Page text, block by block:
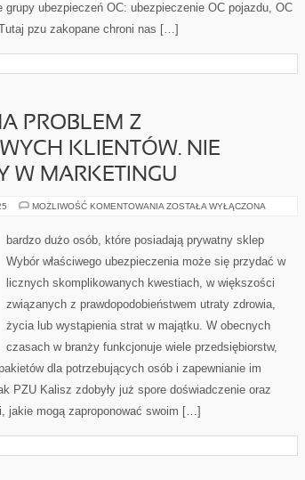
grupy ubezpieczeń OC: ubezpieczenie OC pojazdu, OC
pzu zakopane chroni nas […]
PROBLEM Z
KLIENTÓW. NIE
W MARKETINGU
MOŻLIWOŚĆ KOMENTOWANIA DUŻO
PROBLEM
Z
NOWYCH
NIE
JEST
W
MARKETINGU
ZOSTAŁA WYŁĄCZONA
bardzo dużo osób, które posiadają prywatny sklep
Wybór właściwego ubezpieczenia może się przydać w
licznych skomplikowanych kwestiach, w większości
związanych z prawdopodobieństwem utraty zdrowia,
życia lub wystąpienia strat w majątku. W obecnych
czasach w branży funkcjonuje wiele przedsiębiorstw,
dla potrzebujących osób i zapewnianie im
PZU Kalisz zdobyły już spore doświadczenie oraz
jakie mogą zaproponować swoim […]